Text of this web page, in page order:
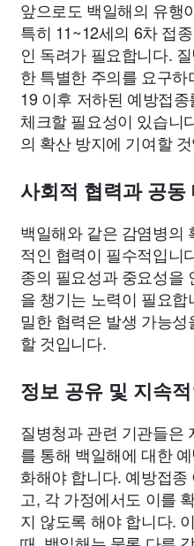
앞으로도 백일해의 유행
특히 11~12세의 6차 접
인 독려가 필요합니다.
한 특별한 주의를 요구
19 이후 저하된 예방접
체크할 필요성이 있습니
의 확산 방지에 기여할
사회적 협력과 공동
백일해와 같은 감염병의
적인 협력이 필수적입니
종의 필요성과 중요성을
을 챙기는 노력이 필요
밀한 협력은 발생 가능
할 것입니다.
정보 공유 및 지속
질병청과 관련 기관들은
를 통해 백일해에 대한
화해야 합니다. 예방접
고, 각 가정에서도 이를
지 않도록 해야 합니다.